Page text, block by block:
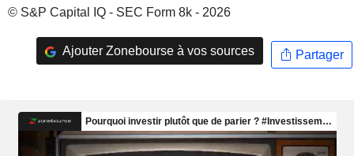
© S&P Capital IQ - SEC Form 8k - 2026
Ajouter Zonebourse à vos sources Partager